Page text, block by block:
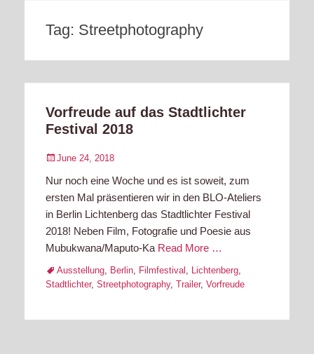
Tag: Streetphotography
Vorfreude auf das Stadtlichter
Festival 2018
Posted
June 24, 2018
Nur noch eine Woche und es ist soweit, zum
ersten Mal präsentieren wir in den BLO-Ateliers
in Berlin Lichtenberg das Stadtlichter Festival
2018! Neben Film, Fotografie und Poesie aus
Mubukwana/Maputo-Ka Read More …
TagsAusstellung, Berlin, Filmfestival , Lichtenberg,
Stadtlichter, Streetphotography, Trailer, Vorfreude